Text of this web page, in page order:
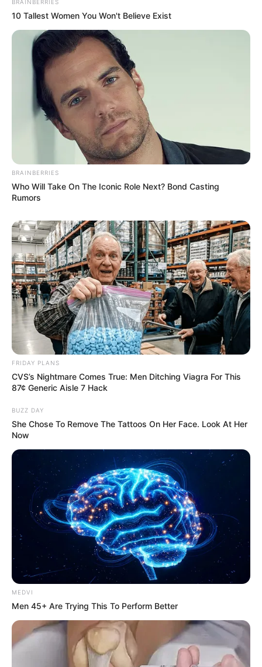
BRAINBERRIES
10 Tallest Women You Won't Believe Exist
BRAINBERRIES
Who Will Take On The Iconic Role Next? Bond Casting
Rumors
FRIDAY PLANS
CVS’s Nightmare Comes True: Men Ditching Viagra For This
87¢ Generic Aisle 7 Hack
BUZZ DAY
She Chose To Remove The Tattoos On Her Face. Look At Her
Now
MEDVI
Men 45+ Are Trying This To Perform Better